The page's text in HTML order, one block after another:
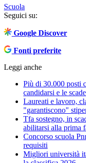
Scuola
Seguici su:
Google Discover
Fonti preferite
Leggi anche
Più di 30.000 posti
candidarsi e le
Laureati e lavoro,
"garantiscono"
Tfa sostegno, in
abilitarsi alla prima
Concorso scuola
requisiti
Migliori università